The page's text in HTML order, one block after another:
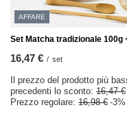
AFFARE
Set Matcha tradizionale 100g
16,47 € / set
Il prezzo del prodotto più
precedenti lo sconto: 16,47 €
Prezzo regolare: 16,98 € -3%